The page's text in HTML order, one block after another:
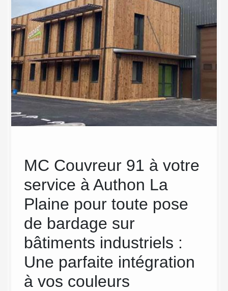
MC Couvreur 91 à votre
service à Authon La
Plaine pour toute pose
de bardage sur
bâtiments industriels :
Une parfaite intégration
à vos couleurs